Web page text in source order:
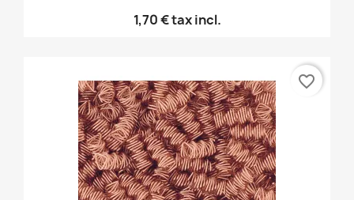
1,70 €tax incl.
favorite_border